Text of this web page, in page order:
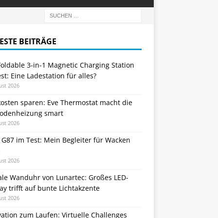
BEITRÄGE
3-in-1 Magnetic Charging Station
Eine Ladestation für alles?
2026
sparen: Eve Thermostat macht die
smart
2026
im Test: Mein Begleiter für Wacken
2026
Wanduhr von Lunartec: Großes LED-
trifft auf bunte Lichtakzente
2026
zum Laufen: Virtuelle Challenges